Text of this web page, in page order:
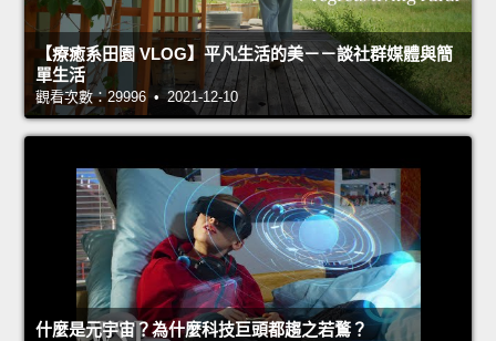
【療癒系田園 VLOG】平凡生活的美－－談社群媒體與簡
單生活
觀看次數：29996 • 2021-12-10
什麼是元宇宙？為什麼科技巨頭都趨之若鶩？